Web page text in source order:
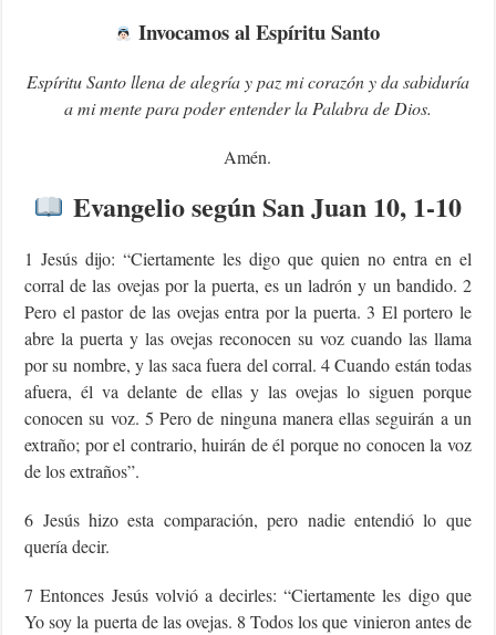
Invocamos al Espíritu Santo
Espíritu Santo llena de alegría y paz mi corazón y da sabiduría
a mi mente para poder entender la Palabra de Dios.
Amén.
Evangelio según San Juan 10, 1-10
1 Jesús dijo: “Ciertamente les digo que quien no entra en el
corral de las ovejas por la puerta, es un ladrón y un bandido. 2
Pero el pastor de las ovejas entra por la puerta. 3 El portero le
abre la puerta y las ovejas reconocen su voz cuando las llama
por su nombre, y las saca fuera del corral. 4 Cuando están todas
afuera, él va delante de ellas y las ovejas lo siguen porque
conocen su voz. 5 Pero de ninguna manera ellas seguirán a un
extraño; por el contrario, huirán de él porque no conocen la voz
de los extraños”.
6 Jesús hizo esta comparación, pero nadie entendió lo que
quería decir.
7 Entonces Jesús volvió a decirles: “Ciertamente les digo que
Yo soy la puerta de las ovejas. 8 Todos los que vinieron antes de